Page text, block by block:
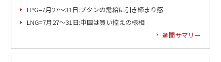
LPG=7月27～31日:ブタンの需給に引き締まり感
LNG=7月27～31日:中国は買い控えの様相
週間サマリー